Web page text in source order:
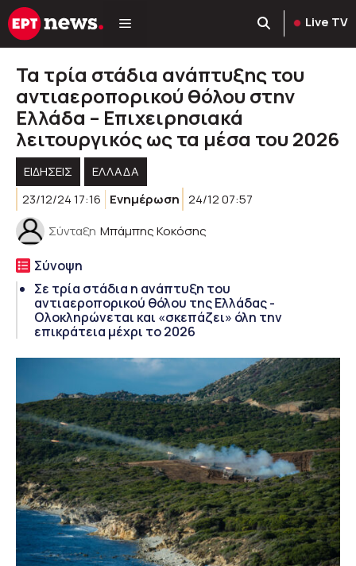
Μετάβαση
σε
Live TV
Τα τρία στάδια ανάπτυξης του
αντιαεροπορικού θόλου στην
Ελλάδα – Επιχειρησιακά
λειτουργικός ως τα μέσα του 2026
ΕΙΔΗΣΕΙΣ
ΕΛΛΑΔΑ
23/12/24 17:16
Ενημέρωση 24/12 07:57
Σύνταξη Μπάμπης Κοκόσης
Σύνοψη
Σε τρία στάδια η ανάπτυξη του
αντιαεροπορικού θόλου της Ελλάδας -
Ολοκληρώνεται και «σκεπάζει» όλη την
επικράτεια μέχρι το 2026